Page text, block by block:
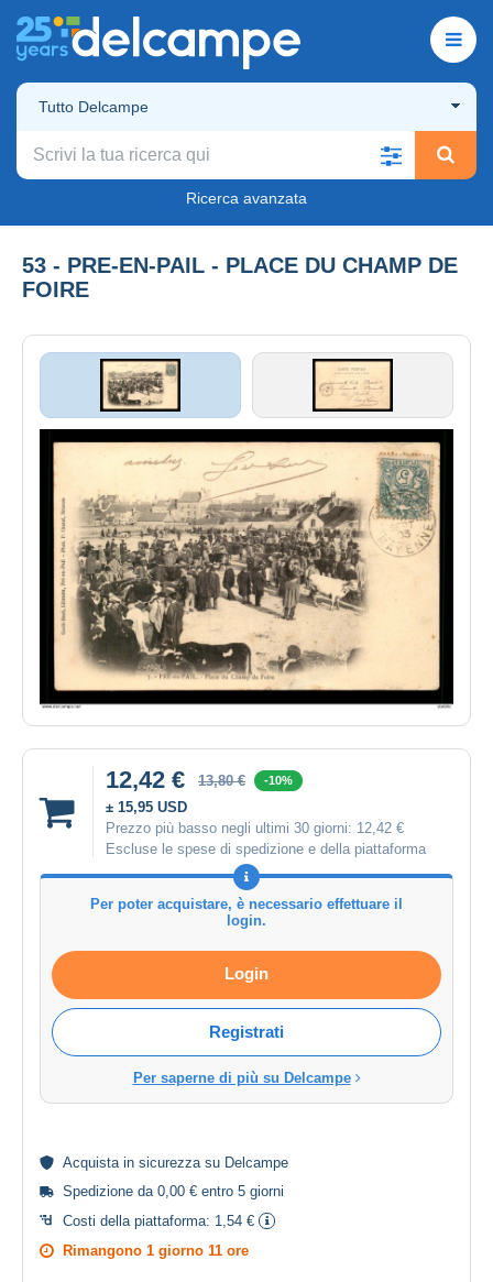
Tutto Delcampe
Ricerca avanzata
53 - PRE-EN-PAIL - PLACE DU CHAMP DE
FOIRE
12,42 € 13,80 € -10%
± 15,95 USD
Prezzo più basso negli ultimi 30 giorni: 12,42 €
Escluse le spese di spedizione e della piattaforma
Per poter acquistare, è necessario effettuare il
login.
Login
Registrati
Per saperne di più su Delcampe
Acquista in sicurezzasu Delcampe
Spedizione da 0,00 € entro 5 giorni
Costi della piattaforma: 1,54 €
Rimangono 1 giorno 11 ore